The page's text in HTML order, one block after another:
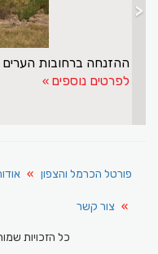
יצחק נועם
נוספים
<
פורטל הכרמל והצפון
צור קשר
כל הזכויות